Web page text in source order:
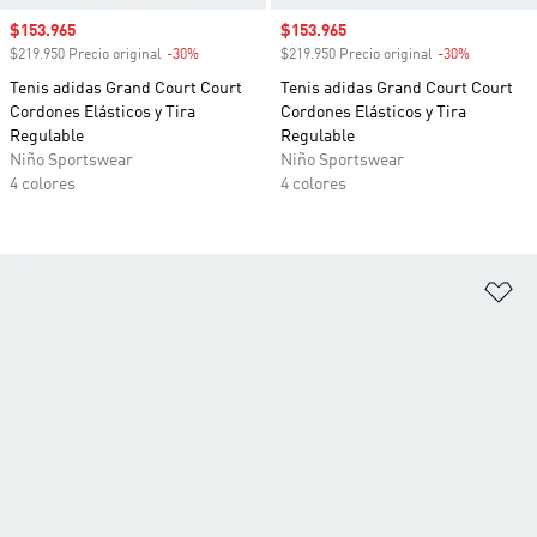
Precio de venta
$153.965
$219.950 Precio original -30%
Tenis adidas Grand Court Court
Cordones Elásticos y Tira
Regulable
Niño Sportswear
4 colores
Precio de venta
$153.965
$219.950 Precio original -30%
Tenis adidas Grand Court Court
Cordones Elásticos y Tira
Regulable
Niño Sportswear
4 colores